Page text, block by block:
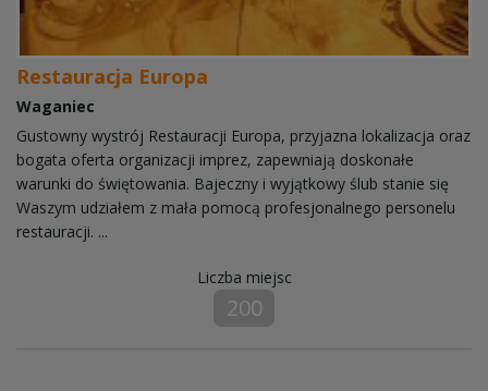
Restauracja Europa
Waganiec
Gustowny wystrój Restauracji Europa, przyjazna lokalizacja oraz
bogata oferta organizacji imprez, zapewniają doskonałe
warunki do świętowania. Bajeczny i wyjątkowy ślub stanie się
Waszym udziałem z mała pomocą profesjonalnego personelu
restauracji. ...
Liczba miejsc
200